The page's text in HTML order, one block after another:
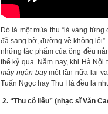
Đó là một mùa thu “lá vàng từng
đã sang bờ, đường về không
những tác phẩm của ông đều
thế kỷ qua. Năm nay, khi Hà
mây ngàn baymột lần nữa lại
Tuấn Ngọc hay Thu Hà đều là
2. “Thu cô liêu” (nhạc sĩ Văn